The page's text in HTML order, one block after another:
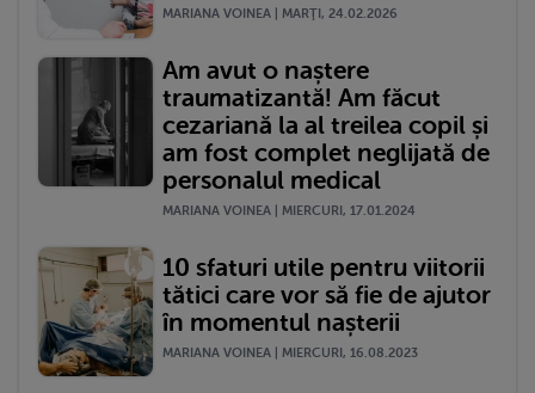
MARIANA VOINEA | MARŢI, 24.02.2026
Am avut o naștere
traumatizantă! Am făcut
cezariană la al treilea copil și
am fost complet neglijată de
personalul medical
MARIANA VOINEA | MIERCURI, 17.01.2024
10 sfaturi utile pentru viitorii
tătici care vor să fie de ajutor
în momentul nașterii
MARIANA VOINEA | MIERCURI, 16.08.2023